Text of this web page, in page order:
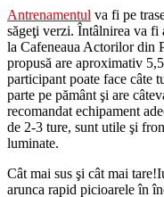
Antrenamentul va fi pe
săgeţi verzi. Întâlnirea va fi
la Cafeneaua Actorilor din
propusă are aproximativ
participant poate face câte
parte pe pământ şi are
recomandat echipament
de 2-3 ture, sunt utile şi
luminate.
Cât mai sus şi cât mai tare!
arunca rapid picioarele în